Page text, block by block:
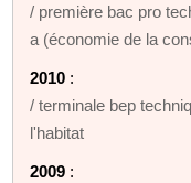
/ première bac pro
a (économie de la
2010 :
/ terminale bep
l'habitat
2009 :